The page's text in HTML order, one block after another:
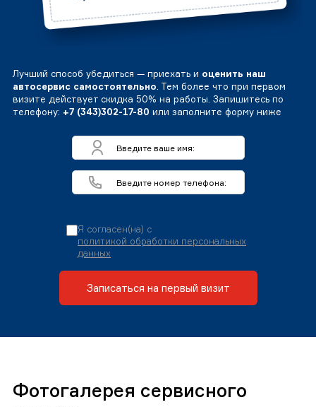
Лучший способ убедиться — приехать и оценить наш
автосервис самостоятельно. Тем более что при первом
визите действует скидка 50% на работы. Запишитесь по
телефону: +7 (343)302-17-80 или заполните форму ниже
Я согласен(на) с
политикой обработки персональных
данных
Записаться на первый визит
Фотогалерея сервисного